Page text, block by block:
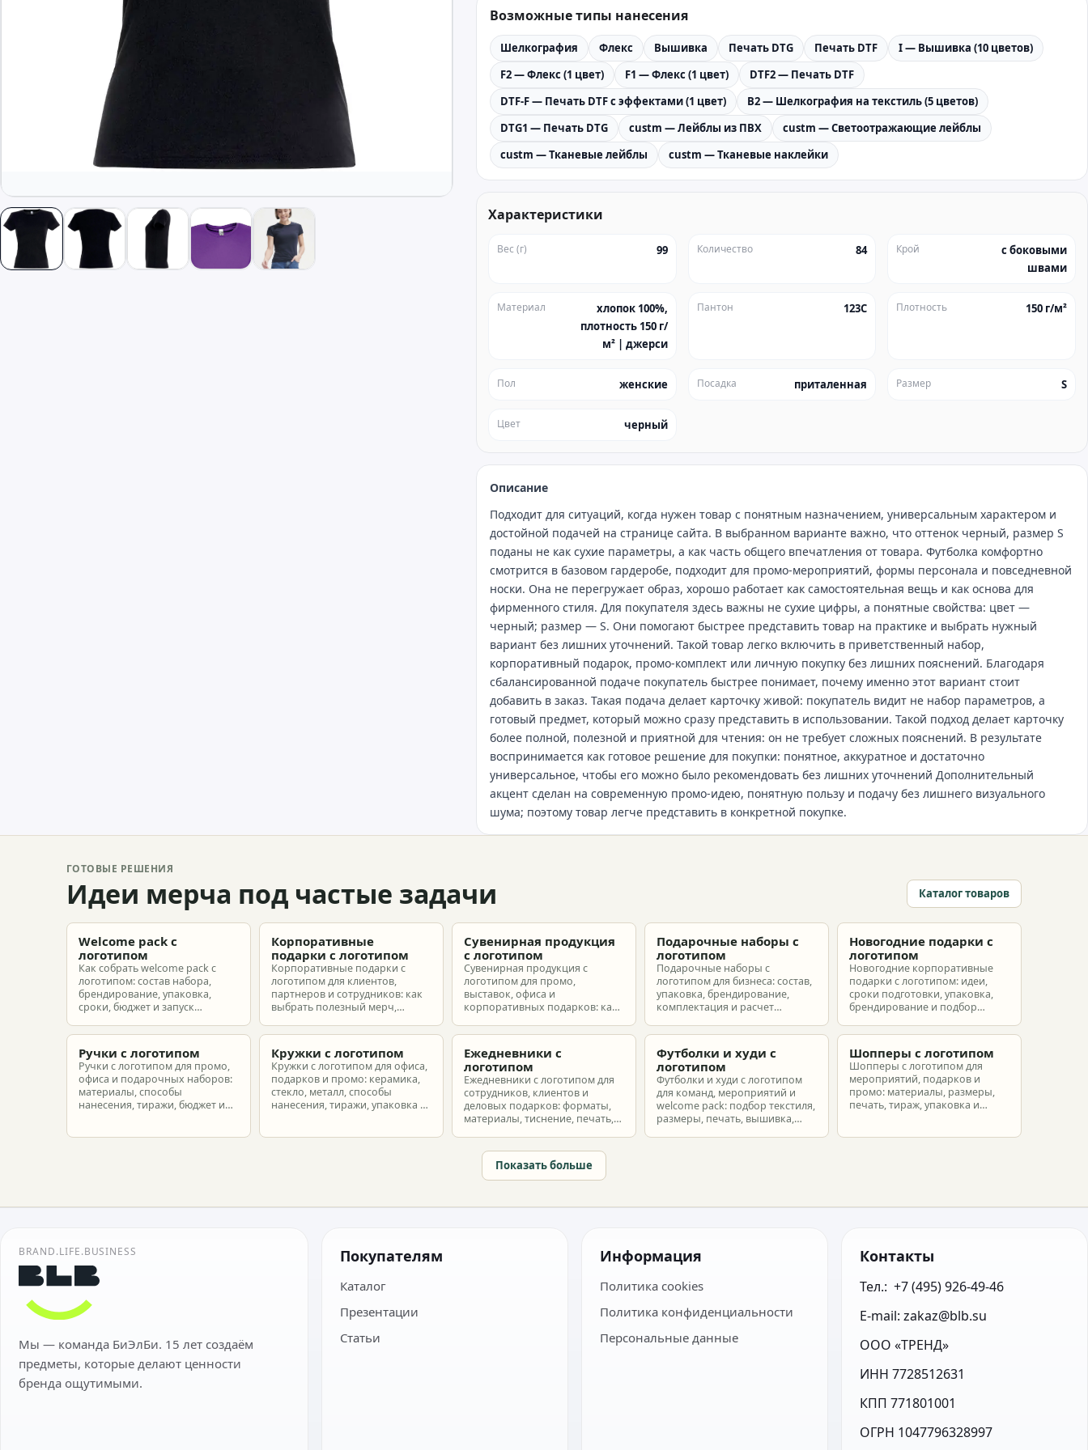
Возможные типы нанесения
Шелкография Флекс Вышивка Печать DTG Печать DTF
I — Вышивка (10 цветов)
F2 — Флекс (1 цвет)
F1 — Флекс (1 цвет)
DTF2 — Печать DTF
DTF-F — Печать DTF с эффектами (1 цвет)
B2 — Шелкография на текстиль (5 цветов)
DTG1 — Печать DTG
custm — Лейблы из ПВХ
custm — Светоотражающие лейблы
custm — Тканевые лейблы
custm — Тканевые наклейки
Характеристики
Вес (г) 99 Количество 84 Крой
с боковыми
швами
Материал
хлопок 100%,
плотность 150 г/
м² | джерси
Пантон 123C Плотность 150 г/м²
Пол женские Посадка приталенная Размер S
Цвет черный
Описание
Подходит для ситуаций, когда нужен товар с понятным назначением, универсальным характером и
достойной подачей на странице сайта. В выбранном варианте важно, что оттенок черный, размер S
поданы не как сухие параметры, а как часть общего впечатления от товара. Футболка комфортно
смотрится в базовом гардеробе, подходит для промо‑мероприятий, формы персонала и повседневной
носки. Она не перегружает образ, хорошо работает как самостоятельная вещь и как основа для
фирменного стиля. Для покупателя здесь важны не сухие цифры, а понятные свойства: цвет —
черный; размер — S. Они помогают быстрее представить товар на практике и выбрать нужный
вариант без лишних уточнений. Такой товар легко включить в приветственный набор,
корпоративный подарок, промо‑комплект или личную покупку без лишних пояснений. Благодаря
сбалансированной подаче покупатель быстрее понимает, почему именно этот вариант стоит
добавить в заказ. Такая подача делает карточку живой: покупатель видит не набор параметров, а
готовый предмет, который можно сразу представить в использовании. Такой подход делает карточку
более полной, полезной и приятной для чтения: он не требует сложных пояснений. В результате
воспринимается как готовое решение для покупки: понятное, аккуратное и достаточно
универсальное, чтобы его можно было рекомендовать без лишних уточнений Дополнительный
акцент сделан на современную промо-идею, понятную пользу и подачу без лишнего визуального
шума; поэтому товар легче представить в конкретной покупке.
ГОТОВЫЕ РЕШЕНИЯ
Идеи мерча под частые задачи Каталог товаров
Welcome pack с
логотипом
Как собрать welcome pack с
логотипом: состав набора,
брендирование, упаковка,
сроки, бюджет и запуск
новых сотрудников.
Корпоративные
подарки с логотипом
Корпоративные подарки с
логотипом для клиентов,
партнеров и сотрудников: как
выбрать полезный мерч,
подготовить заказ без лишнего
Сувенирная продукция
с логотипом
Сувенирная продукция с
логотипом для промо,
выставок, офиса и
корпоративных подарков: как
макет и избежать лишних
Подарочные наборы с
логотипом
Подарочные наборы с
логотипом для бизнеса: состав,
упаковка, брендирование,
комплектация и расчет
разные бюджеты.
Новогодние подарки с
логотипом
Новогодние корпоративные
подарки с логотипом: идеи,
сроки подготовки, упаковка,
брендирование и подбор
партнеров и сотрудников.
Ручки с логотипом
Ручки с логотипом для промо,
офиса и подарочных наборов:
материалы, способы
нанесения, тиражи, бюджет и
Кружки с логотипом
Кружки с логотипом для офиса,
подарков и промо: керамика,
стекло, металл, способы
нанесения, тиражи, упаковка и
Ежедневники с
логотипом
Ежедневники с логотипом для
сотрудников, клиентов и
деловых подарков: форматы,
материалы, тиснение, печать,
Футболки и худи с
логотипом
Футболки и худи с логотипом
для команд, мероприятий и
welcome pack: подбор текстиля,
размеры, печать, вышивка,
Шопперы с логотипом
Шопперы с логотипом для
мероприятий, подарков и
промо: материалы, размеры,
печать, тираж, упаковка и
Показать больше
BRAND.LIFE.BUSINESS
Мы — команда БиЭлБи. 15 лет создаём
предметы, которые делают ценности
бренда ощутимыми.
Покупателям
Каталог
Презентации
Статьи
Информация
Политика cookies
Политика конфиденциальности
Персональные данные
Контакты
Тел.:  +7 (495) 926-49-46
E-mail: zakaz@blb.su
ООО «ТРЕНД»
ИНН 7728512631
КПП 771801001
ОГРН 1047796328997